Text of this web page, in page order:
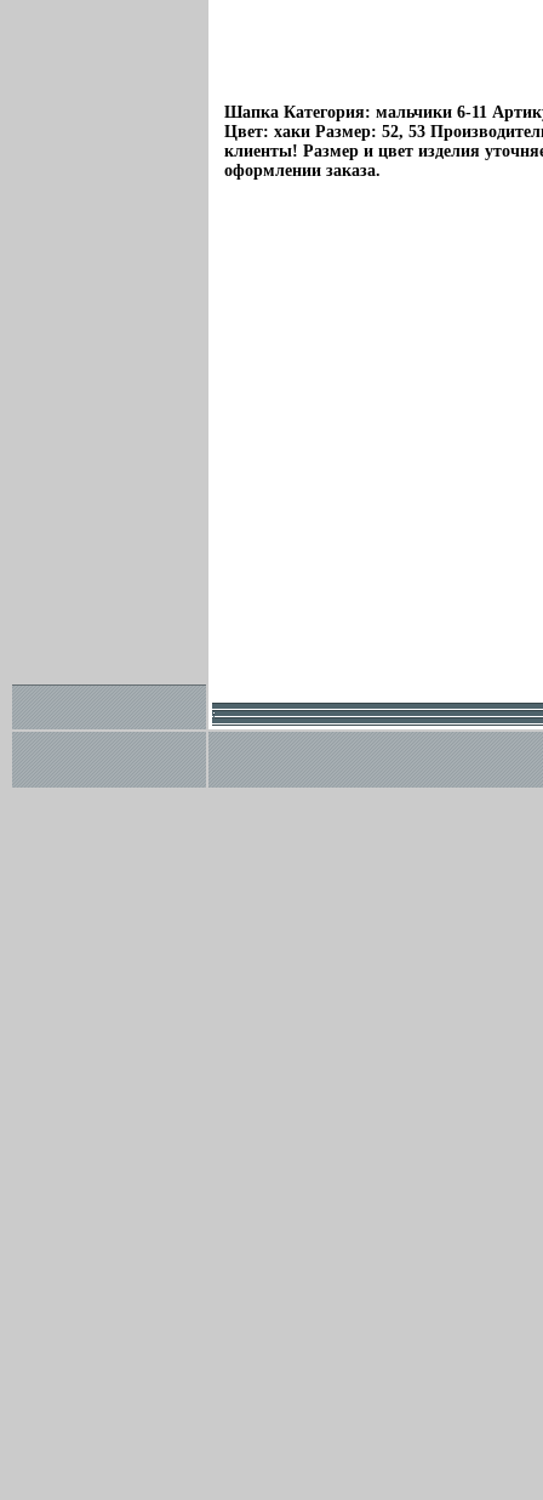
Шапка Категория: мальчики 6-11
Цвет: хаки Размер: 52, 53
клиенты! Размер и цвет изделия
оформлении заказа.